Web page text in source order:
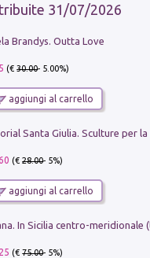
31/07/2026
Brandys. Outta Love
(€30.00- 5.00%)
aggiungi al carrello
(€28.00- 5%)
aggiungi al carrello
(€75.00- 5%)